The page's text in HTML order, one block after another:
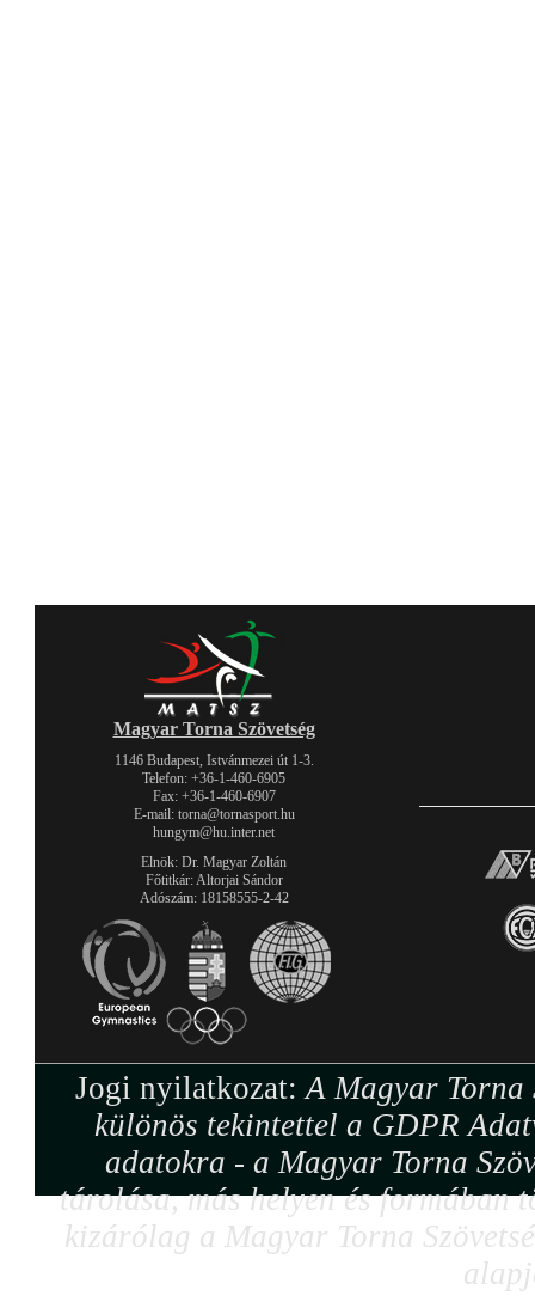
Magyar Torna Szövetség
1146 Budapest, Istvánmezei út 1-3.
Telefon: +36-1-460-6905
Fax: +36-1-460-6907
E-mail: torna@tornasport.hu
hungym@hu.inter.net
Elnök: Dr. Magyar Zoltán
Főtitkár: Altorjai Sándor
Adószám: 18158555-2-42
Jogi nyilatkozat:A Magyar Torna
különös tekintettel a GDPR
adatokra - a Magyar Torna
tárolása, más helyen és formában
kizárólag a Magyar Torna